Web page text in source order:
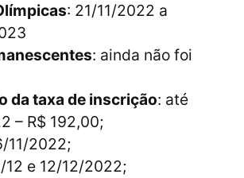
: 21/11/2022 a
: ainda não foi
da taxa de inscrição: até
– R$ 192,00;
11/2022;
12 e 12/12/2022;